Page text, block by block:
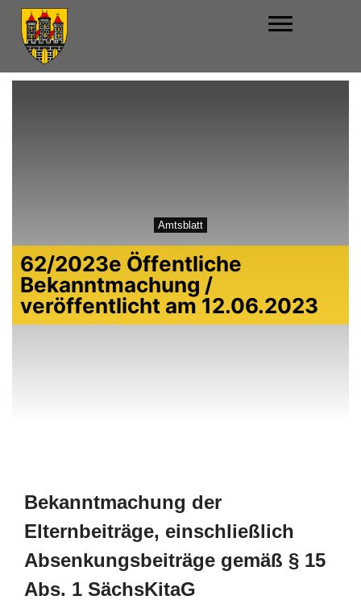
Amtsblatt
62/2023e Öffentliche
Bekanntmachung /
veröffentlicht am 12.06.2023
Bekanntmachung der
Elternbeiträge, einschließlich
Absenkungsbeiträge gemäß § 15
Abs. 1 SächsKitaG